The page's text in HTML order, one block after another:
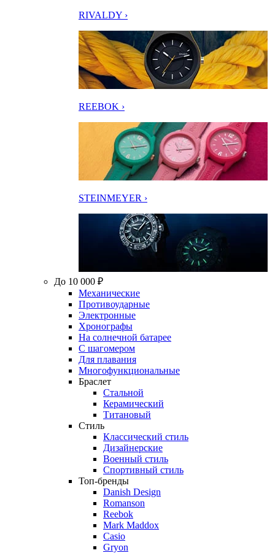
RIVALDY ›
REEBOK ›
STEINMEYER ›
До 10 000 ₽
Механические
Противоударные
Электронные
Хронографы
На солнечной батарее
С шагомером
Для плавания
Многофункциональные
Браслет
Стальной
Керамический
Титановый
Стиль
Классический стиль
Дизайнерские
Военный стиль
Спортивный стиль
Топ-бренды
Danish Design
Romanson
Reebok
Mark Maddox
Casio
Gryon